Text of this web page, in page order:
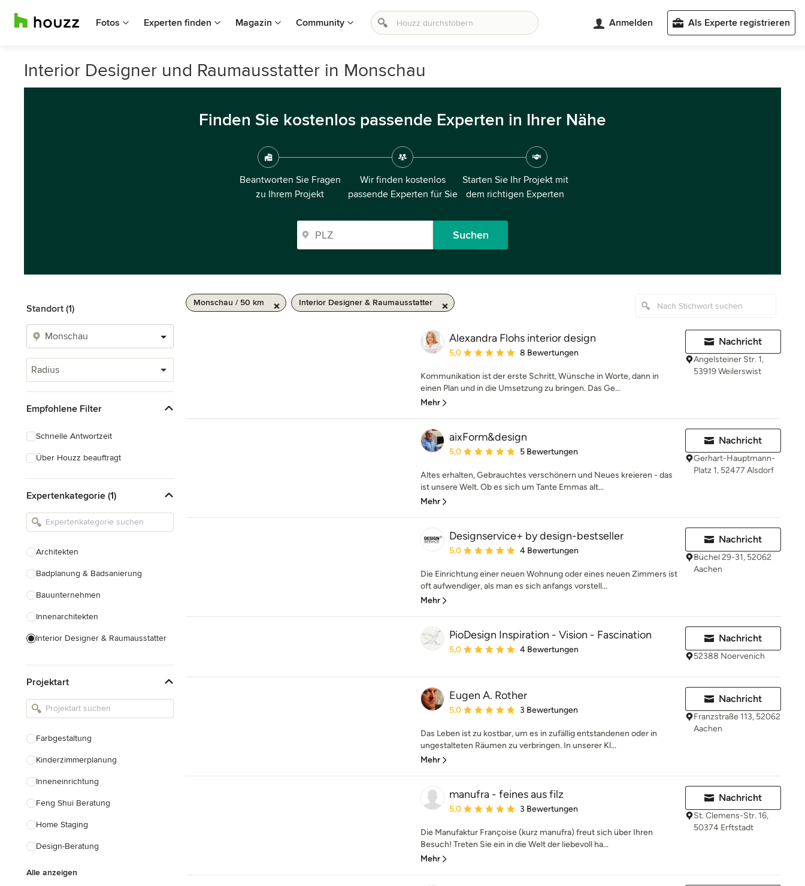
Fotos Experten finden Magazin Community Anmelden Als Experte registrieren
Interior Designer und Raumausstatter in Monschau
Finden Sie kostenlos passende Experten in Ihrer Nähe
Beantworten Sie Fragen
zu Ihrem Projekt
Wir finden kostenlos
passende Experten für Sie
Starten Sie Ihr Projekt mit
dem richtigen Experten
Suchen
Standort (1)
Radius
Empfohlene Filter
Schnelle Antwortzeit
Über Houzz beauftragt
Expertenkategorie (1)
Architekten
Badplanung & Badsanierung
Bauunternehmen
Innenarchitekten
Interior Designer & Raumausstatter
Landschaftsarchitekten
Armaturen & Sanitärbedarf
Einbauschränke
Projektart
Farbgestaltung
Kinderzimmerplanung
Inneneinrichtung
Feng Shui Beratung
Home Staging
Design-Beratung
Alle anzeigen
Monschau / 50 km Interior Designer & Raumausstatter
Alexandra Flohs interior design
Durchschnittliche Bewertung: 5 von 5 Sternen
5,0 8 Bewertungen
Kommunikation ist der erste Schritt, Wünsche in Worte, dann in
einen Plan und in die Umsetzung zu bringen. Das Ge...
Mehr
Nachricht
Angelsteiner Str. 1,
53919 Weilerswist
aixForm&design
Durchschnittliche Bewertung: 5 von 5 Sternen
5,0 5 Bewertungen
Altes erhalten, Gebrauchtes verschönern und Neues kreieren - das
ist unsere Welt. Ob es sich um Tante Emmas alt...
Mehr
Nachricht
Gerhart-Hauptmann-
Platz 1, 52477 Alsdorf
Designservice+ by design-bestseller
Durchschnittliche Bewertung: 5 von 5 Sternen
5,0 4 Bewertungen
Die Einrichtung einer neuen Wohnung oder eines neuen Zimmers ist
oft aufwendiger, als man es sich anfangs vorstell...
Mehr
Nachricht
Büchel 29-31, 52062
Aachen
PioDesign Inspiration - Vision - Fascination
Durchschnittliche Bewertung: 5 von 5 Sternen
5,0 4 Bewertungen
Nachricht
52388 Noervenich
Eugen A. Rother
Durchschnittliche Bewertung: 5 von 5 Sternen
5,0 3 Bewertungen
Das Leben ist zu kostbar, um es in zufällig entstandenen oder in
ungestalteten Räumen zu verbringen. In unserer Kl...
Mehr
Nachricht
Franzstraße 113, 52062
Aachen
manufra - feines aus filz
Durchschnittliche Bewertung: 5 von 5 Sternen
5,0 3 Bewertungen
Die Manufaktur Françoise (kurz manufra) freut sich über Ihren
Besuch! Treten Sie ein in die Welt der liebevoll ha...
Mehr
Nachricht
St. Clemens-Str. 16,
50374 Erftstadt